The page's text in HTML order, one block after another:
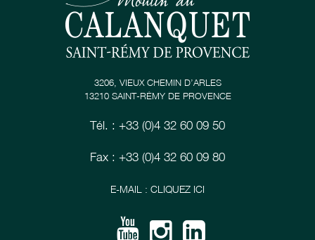
3206, VIEUX CHEMIN D’ARLES
13210 SAINT-RÉMY DE PROVENCE
Tél. : +33 (0)4 32 60 09 50
Fax : +33 (0)4 32 60 09 80
E-MAIL : CLIQUEZ ICI